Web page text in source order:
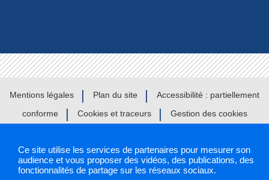
Ce site utilise les services de partenaires pour mesurer son
audience et vous proposer des vidéos, des publications, des
fonctionnalités de partage sur les réseaux sociaux.
Mentions légales Plan du site
Accessibilité : partiellement
conforme
Cookies et traceurs Gestion des cookies
Sélectionnez une région pour accéder à votre site PAPS